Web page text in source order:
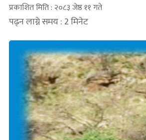
प्रकाशित मिति : २०८३ जेष्ठ ११ गते
पढ्न लाग्ने समय : 2 मिनेट